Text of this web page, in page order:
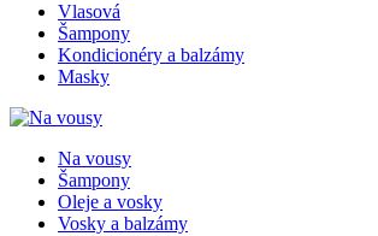
Vlasová
Šampony
Kondicionéry a balzámy
Masky
Na vousy
Šampony
Oleje a vosky
Vosky a balzámy